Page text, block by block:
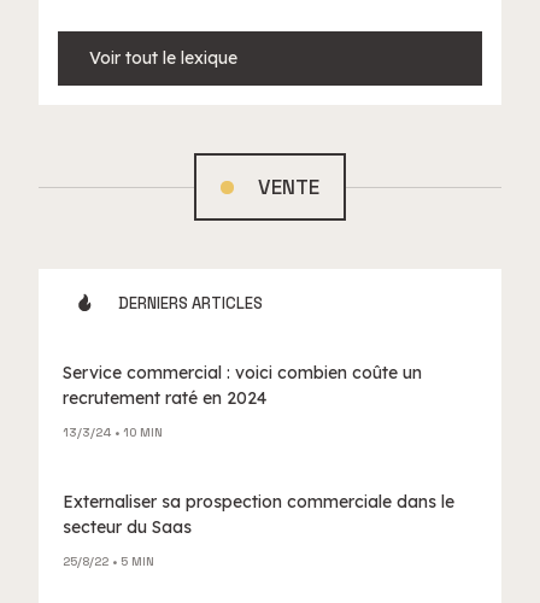
Voir tout le lexique
VENTE
DERNIERS ARTICLES
Service commercial : voici combien coûte un
recrutement raté en 2024
13/3/24 • 10 MIN
Externaliser sa prospection commerciale dans le
secteur du Saas
25/8/22 • 5 MIN